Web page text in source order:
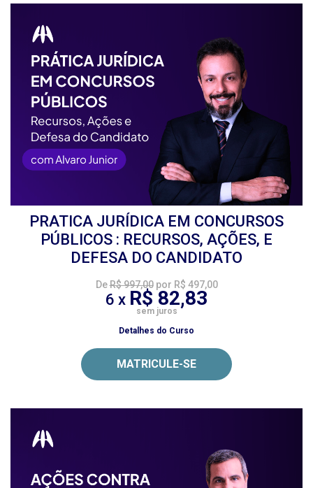
PRATICA JURÍDICA EM CONCURSOS
PÚBLICOS : RECURSOS, AÇÕES, E
DEFESA DO CANDIDATO
DeR$ 997,00por R$ 497,00
6 x R$ 82,83
sem juros
Detalhes do Curso
MATRICULE-SE